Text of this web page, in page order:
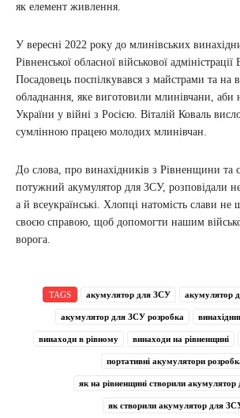
як елемент живлення.
У вересні 2022 року до млинівських
Рівненської обласної військової адміністрації
Посадовець поспілкувався з майстрами та на
обладнання, яке виготовили млинівчани, аби
України у війні з Росією. Віталій Коваль
сумлінною працею молодих млинівчан.
До слова, про винахідників з Рівненщини та
потужний акумулятор для ЗСУ, розповідали
а й всеукраїнські. Хлопці натомість слави
своєю справою, щоб допомогти нашим
ворога.
TAGS акумулятор для ЗСУ акумулятор
акумулятор для ЗСУ розробка
винаходи в рівному винаходи на рівненщині
портативні акумулятори
як на рівненщині створили
як створили акумулятор для